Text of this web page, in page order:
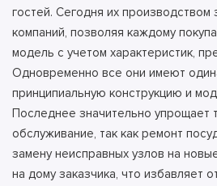
гостей. Сегодня их
компаний, позволяя каждому
модель с учетом характеристик,
Одновременно все они имеют
принципиальную конструкцию и
Последнее значительно упрощает
обслуживание, так как ремонт
замену неисправных узлов на
на дому заказчика, что избавляет